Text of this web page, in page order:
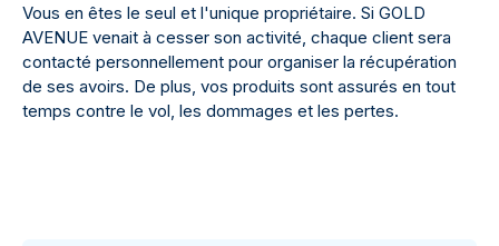
Vous en êtes le seul et l'unique propriétaire. Si GOLD
AVENUE venait à cesser son activité, chaque client sera
contacté personnellement pour organiser la récupération
de ses avoirs. De plus, vos produits sont assurés en tout
temps contre le vol, les dommages et les pertes.